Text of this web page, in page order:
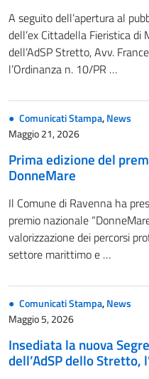
A seguito dell’apertura al
dell’ex Cittadella Fieristica di
dell’AdSP Stretto, Avv.
l’Ordinanza n. 10/PR …
Comunicati Stampa,News
Maggio 21, 2026
Prima edizione del
DonneMare
Il Comune di Ravenna ha
premio nazionale
valorizzazione dei percorsi
settore marittimo e …
Comunicati Stampa,News
Maggio 5, 2026
Insediata la nuova
dell’AdSP dello Stretto,